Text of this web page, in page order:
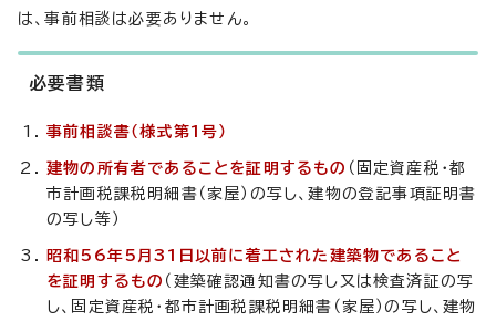
は、事前相談は必要ありません。
必要書類
事前相談書（様式第1号）
建物の所有者であることを証明するもの （固定資産税・都
市計画税課税明細書（家屋）の写し、建物の登記事項証明書
の写し等）
昭和56年5月31日以前に着工された建築物であること
を証明するもの （建築確認通知書の写し又は検査済証の写
し、固定資産税・都市計画税課税明細書（家屋）の写し、建物